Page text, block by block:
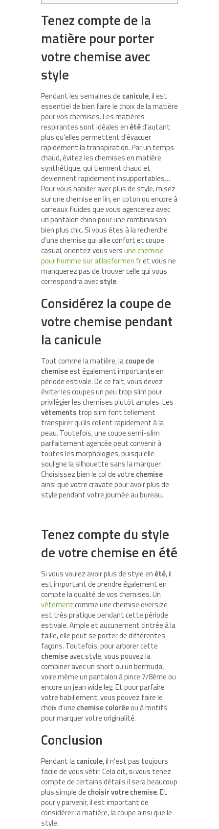
Tenez compte de la
matière pour porter
votre chemise avec
style
Pendant les semaines de canicule, il est
essentiel de bien faire le choix de la matière
pour vos chemises. Les matières
respirantes sont idéales en étéd’autant
plus qu’elles permettent d’évacuer
rapidement la transpiration. Par un temps
chaud, évitez les chemises en matière
synthétique, qui tiennent chaud et
deviennent rapidement insupportables…
Pour vous habiller avec plus de style, misez
sur une chemise en lin, en coton ou encore à
carreaux fluides que vous agencerez avec
un pantalon chino pour une combinaison
bien plus chic. Si vous êtes à la recherche
d’une chemise qui allie confort et coupe
casual, orientez vous versune chemise
pour homme sur atlasformen.fret vous ne
manquerez pas de trouver celle qui vous
correspondra avecstyle.
Considérez la coupe de
votre chemise pendant
la canicule
Tout comme la matière, lacoupe de
chemiseest également importante en
période estivale. De ce fait, vous devez
éviter les coupes un peu trop slim pour
privilégier les chemises plutôt amples. Les
vêtements trop slim font tellement
transpirer qu’ils collent rapidement à la
peau. Toutefois, une coupe semi-slim
parfaitement agencée peut convenir à
toutes les morphologies, puisqu’elle
souligne la silhouette sans la marquer.
Choisissez bien le col de votre chemise
ainsi que votre cravate pour avoir plus de
style pendant votre journée au bureau.
Tenez compte du style
de votre chemise en été
Si vous voulez avoir plus de style en été, il
est important de prendre également en
compte la qualité de vos chemises. Un
vêtementcomme une chemise oversize
est très pratique pendant cette période
estivale. Ample et aucunement cintrée à la
taille, elle peut se porter de différentes
façons. Toutefois, pour arborer cette
chemiseavec style, vous pouvez la
combiner avec un short ou un bermuda,
voire même un pantalon à pince 7/8ème ou
encore un jean wide leg. Et pour parfaire
votre habillement, vous pouvez faire le
choix d’une chemise coloréeou à motifs
pour marquer votre originalité.
Conclusion
Pendant lacanicule, il n’est pas toujours
facile de vous vêtir. Cela dit, si vous tenez
compte de certains détails il sera beaucoup
plus simple de choisir votre chemise. Et
pour y parvenir, il est important de
considérer la matière, la coupe ainsi que le
style.